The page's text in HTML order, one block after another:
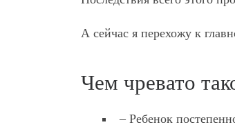
А сейчас я перехожу к
Чем чревато
– Ребенок